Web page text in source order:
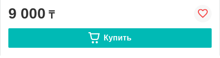
9 000 ₸
Купить